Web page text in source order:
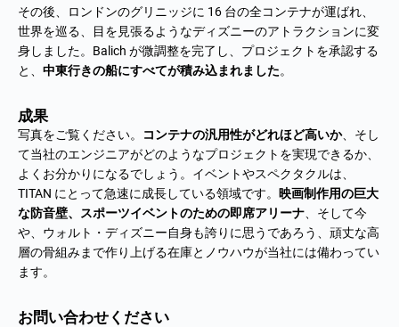
その後、ロンドンのグリニッジに 16 台の全コンテナが運ばれ、
世界を巡る、目を見張るようなディズニーのアトラクションに変
身しました。Balich が微調整を完了し、プロジェクトを承認する
と、 中東行きの船にすべてが積み込まれました。
成果
写真をご覧ください。 コンテナの汎用性がどれほど高いか、そし
て当社のエンジニアがどのようなプロジェクトを実現できるか、
よくお分かりになるでしょう。イベントやスペクタクルは、
TITAN にとって急速に成長している領域です。 映画制作用の巨大
な防音壁、スポーツイベントのための即席アリーナ 、そして今
や、ウォルト・ディズニー自身も誇りに思うであろう、頑丈な高
層の骨組みまで作り上げる在庫とノウハウが当社には備わってい
ます。
お問い合わせください